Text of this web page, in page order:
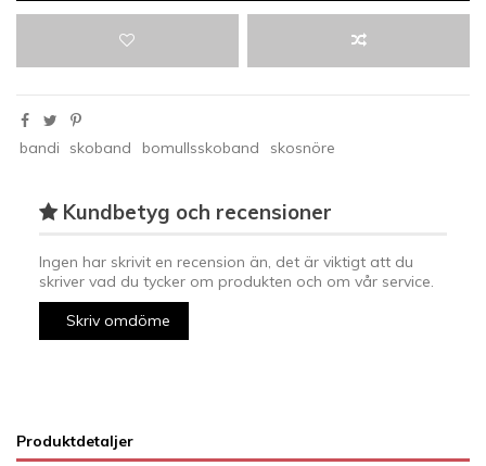
bandi skoband bomullsskoband skosnöre
Kundbetyg och recensioner
Ingen har skrivit en recension än, det är viktigt att du
skriver vad du tycker om produkten och om vår service.
Skriv omdöme
Produktdetaljer